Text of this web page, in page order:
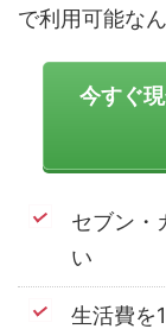
で利用可能なん
今すぐ
セブン・
い
生活費を